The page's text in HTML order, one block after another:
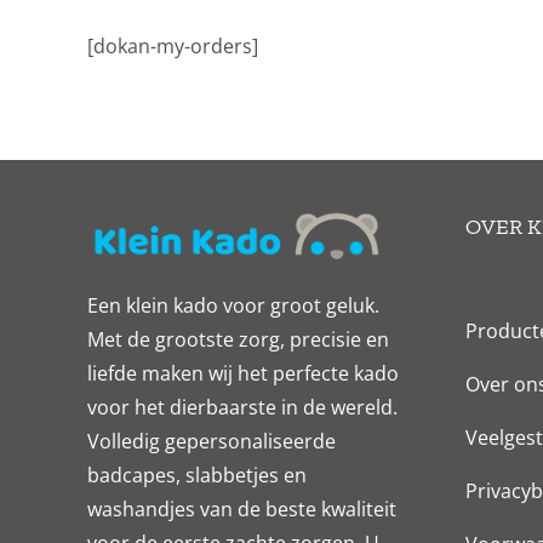
[dokan-my-orders]
Een klein kado voor groot geluk.
Met de grootste zorg, precisie en
liefde maken wij het perfecte kado
voor het dierbaarste in de wereld.
Volledig gepersonaliseerde
badcapes, slabbetjes en
washandjes van de beste kwaliteit
OVER
Over